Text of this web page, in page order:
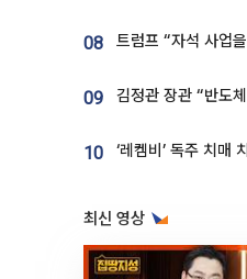
08
09
10
최신 영상